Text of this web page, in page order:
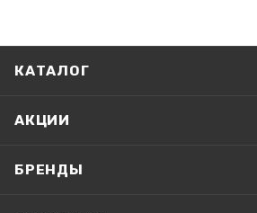
КАТАЛОГ
АКЦИИ
БРЕНДЫ